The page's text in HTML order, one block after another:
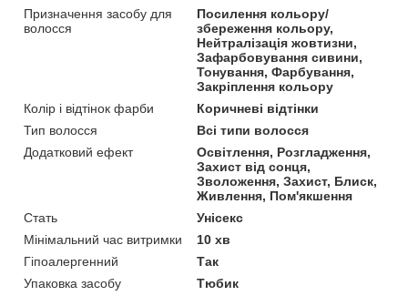
Призначення засобу для
волосся
Посилення кольору/
збереження кольору,
Нейтралізація жовтизни,
Зафарбовування сивини,
Тонування, Фарбування,
Закріплення кольору
Колір і відтінок фарби
Коричневі відтінки
Тип волосся
Всі типи волосся
Додатковий ефект
Освітлення, Розгладження,
Захист від сонця,
Зволоження, Захист, Блиск,
Живлення, Пом'якшення
Стать
Унісекс
Мінімальний час витримки
10 хв
Гіпоалергенний
Так
Упаковка засобу
Тюбик